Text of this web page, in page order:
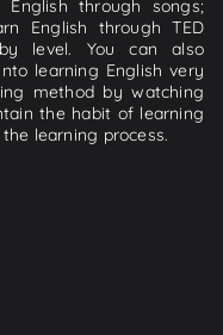
through songs;
English through TED
level. You can also
learning English very
method by watching
the habit of learning
learning process.